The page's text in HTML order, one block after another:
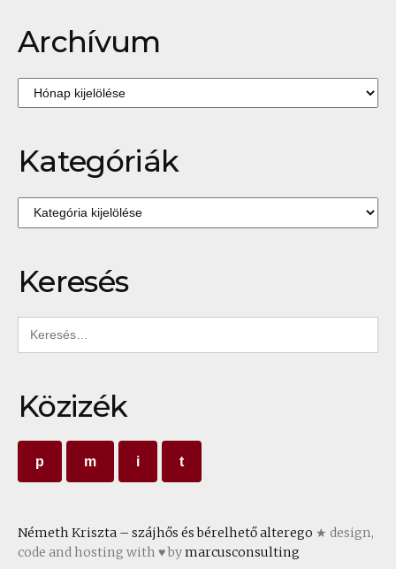
Archívum
Archívum
Kategóriák
Kategóriák
Keresés
Keresés:
Közizék
p m i t
Németh Kriszta – szájhős és bérelhető alterego ★ design,
code and hosting with ♥ bymarcusconsulting